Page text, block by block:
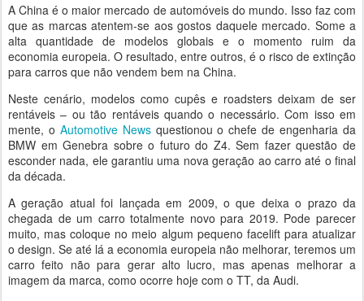
A China é o maior mercado de automóveis do mundo. Isso faz com
que as marcas atentem-se aos gostos daquele mercado. Some a
alta quantidade de modelos globais e o momento ruim da
economia europeia. O resultado, entre outros, é o risco de extinção
para carros que não vendem bem na China.
Neste cenário, modelos como cupês e roadsters deixam de ser
rentáveis – ou tão rentáveis quando o necessário. Com isso em
mente, o Automotive Newsquestionou o chefe de engenharia da
BMW em Genebra sobre o futuro do Z4. Sem fazer questão de
esconder nada, ele garantiu uma nova geração ao carro até o final
da década.
A geração atual foi lançada em 2009, o que deixa o prazo da
chegada de um carro totalmente novo para 2019. Pode parecer
muito, mas coloque no meio algum pequeno facelift para atualizar
o design. Se até lá a economia europeia não melhorar, teremos um
carro feito não para gerar alto lucro, mas apenas melhorar a
imagem da marca, como ocorre hoje com o TT, da Audi.